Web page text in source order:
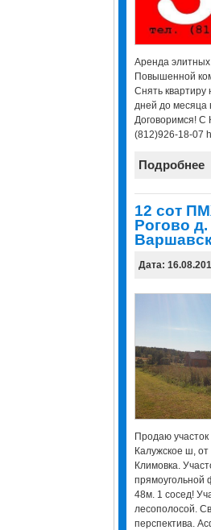
Аренда элитных
Повышенной
Снять квартиру
дней до месяца
Договоримся!
(812)926-18-07
Подробнее
12 сот
Рогово
Дата:
Продаю
Калужское ш, от
Климовка.
прямоугольной
48м. 1 сосед!
лесополосой.
перспектива.